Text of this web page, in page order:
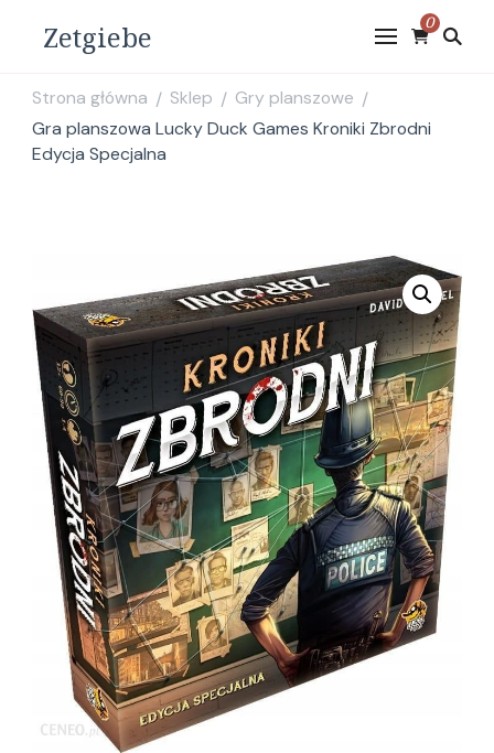
Zetgiebe 0
Strona główna / Sklep / Gry planszowe /
Gra planszowa Lucky Duck Games Kroniki Zbrodni
Edycja Specjalna